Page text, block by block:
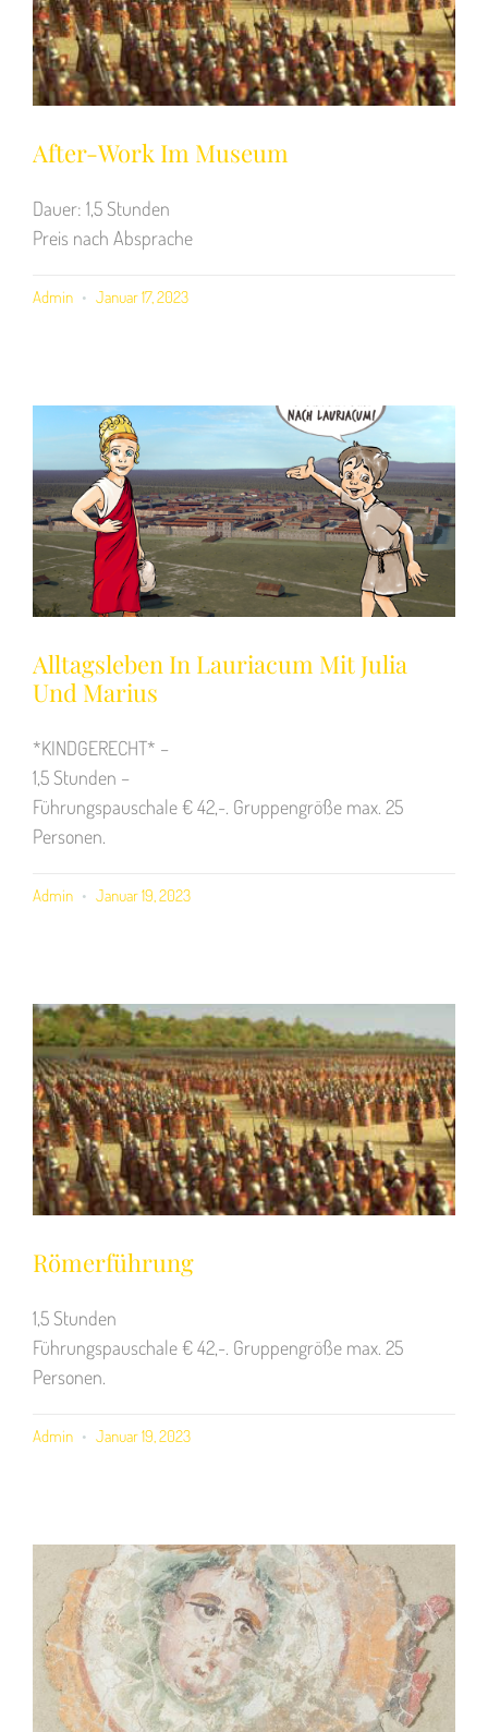
After-Work Im Museum
Dauer: 1,5 Stunden
Preis nach Absprache
Admin Januar 17, 2023
Alltagsleben In Lauriacum Mit Julia
Und Marius
*KINDGERECHT* –
1,5 Stunden –
Führungspauschale € 42,-. Gruppengröße max. 25
Personen.
Admin Januar 19, 2023
Römerführung
1,5 Stunden
Führungspauschale € 42,-. Gruppengröße max. 25
Personen.
Admin Januar 19, 2023